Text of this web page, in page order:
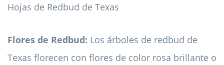
Hojas de Redbud de Texas
Flores de Redbud: Los árboles de redbud de
Texas florecen con flores de color rosa brillante o